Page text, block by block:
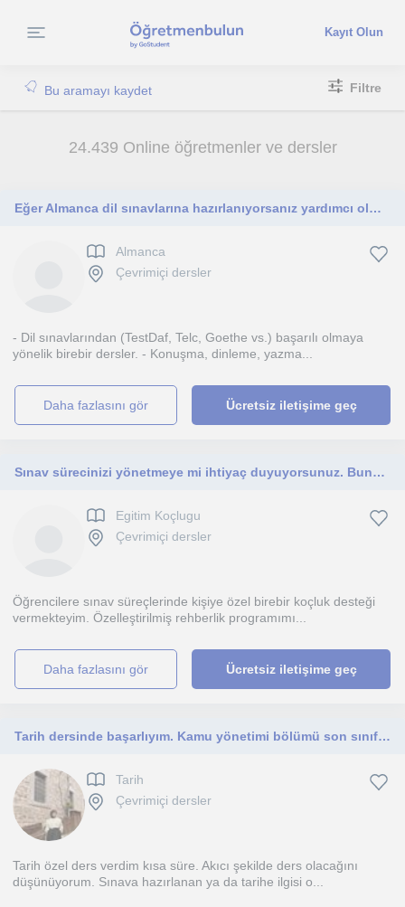
Kayıt Olun
Bu aramayı kaydet Filtre
24.439 Online öğretmenler ve dersler
Eğer Almanca dil sınavlarına hazırlanıyorsanız yardımcı olmaktan mutluluk duyarım.
Almanca
Çevrimiçi dersler
- Dil sınavlarından (TestDaf, Telc, Goethe vs.) başarılı olmaya
yönelik birebir dersler. - Konuşma, dinleme, yazma...
daha fazlasını gör Ücretsiz iletişime geç
Sınav sürecinizi yönetmeye mi ihtiyaç duyuyorsunuz. Bunun için sizinle beraber çalışmaktan memnuniyet duyarım
Egitim Koçlugu
Çevrimiçi dersler
Öğrencilere sınav süreçlerinde kişiye özel birebir koçluk desteği
vermekteyim. Özelleştirilmiş rehberlik programımı...
daha fazlasını gör Ücretsiz iletişime geç
Tarih dersinde başarlıyım. Kamu yönetimi bölümü son sınıf öğrencisiyim. Ortaokul ve lise düzeyindeki arkadaşlarla ilgileniyorum.
Tarih
Çevrimiçi dersler
Tarih özel ders verdim kısa süre. Akıcı şekilde ders olacağını
düşünüyorum. Sınava hazırlanan ya da tarihe ilgisi o...